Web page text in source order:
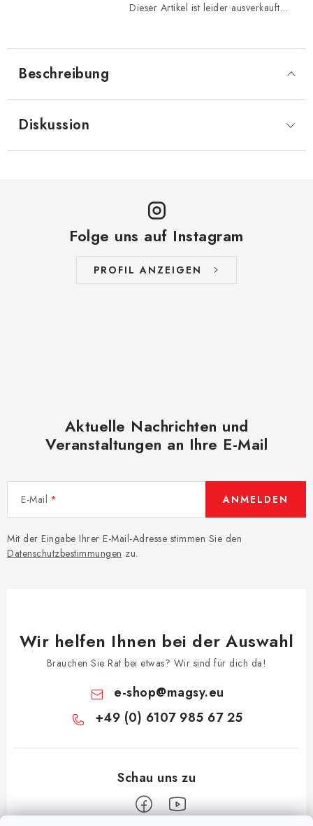
Beschreibung
Dieser Artikel ist leider ausverkauft…
Diskussion
Folge uns auf Instagram
PROFIL ANZEIGEN
Aktuelle Nachrichten und
Veranstaltungen an Ihre E-Mail
E-Mail
Mit der Eingabe Ihrer E-Mail-Adresse stimmen Sie den
Datenschutzbestimmungen zu.
ANMELDEN
Wir helfen Ihnen bei der Auswahl
Brauchen Sie Rat bei etwas? Wir sind für dich da!
e-shop@magsy.eu
+49 (0) 6107 985 67 25